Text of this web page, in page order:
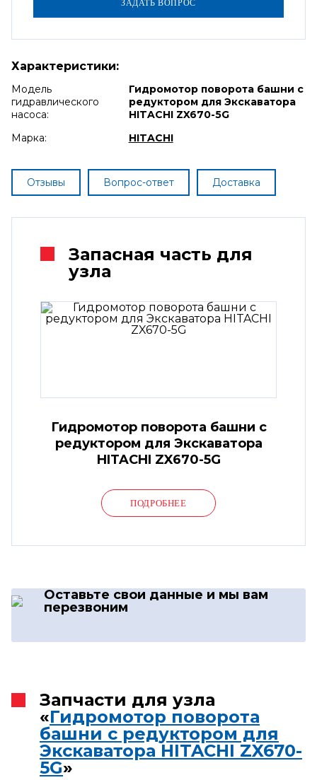
Характеристики:
Модель
гидравлического
насоса:
Гидромотор поворота башни с
редуктором для Экскаватора
HITACHI ZX670-5G
Марка:
HITACHI
Отзывы Вопрос-ответ Доставка
Запасная часть для
узла
Гидромотор поворота башни с
редуктором для Экскаватора
HITACHI ZX670-5G
ПОДРОБНЕЕ
Оставьте свои данные и мы вам
перезвоним
Запчасти для узла
«Гидромотор поворота
башни с редуктором для
Экскаватора HITACHI ZX670-
5G»